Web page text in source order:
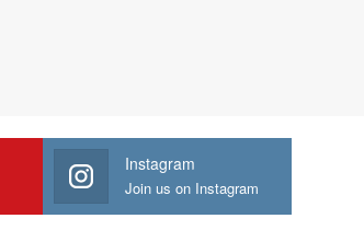
Instagram
Join us on Instagram